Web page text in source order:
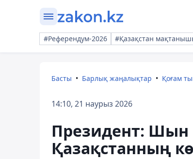
#Референдум-2026 #Қазақстан
Басты Барлық жаңалықтар Қоғам
14:10, 21 наурыз 2026
Президент: Шын
Қазақстанның